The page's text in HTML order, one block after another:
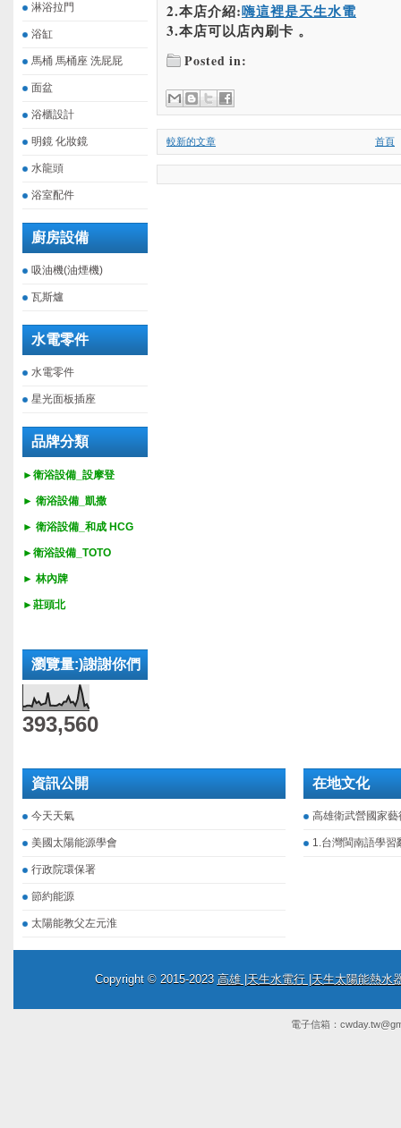
淋浴拉門
浴缸
馬桶 馬桶座 洗屁屁
面盆
浴櫃設計
明鏡 化妝鏡
水龍頭
浴室配件
廚房設備
吸油機(油煙機)
瓦斯爐
水電零件
水電零件
星光面板插座
品牌分類
►衛浴設備_設摩登
► 衛浴設備_ 凱撒
► 衛浴設備_ 和成 HCG
►衛浴設備_ TOTO
► 林內牌
►莊頭北
瀏覽量:)謝謝你們
393,560
2.本店介紹:嗨這裡是天生水電
3.本店可以店內刷卡 。
Posted in:
較新的文章 首頁
資訊公開
今天天氣
美國太陽能源學會
行政院環保署
節約能源
太陽能教父左元淮
在地文化
高雄衛武營國家藝
1.台灣閩南語學習
Copyright © 2015-2023 高雄 |天生水電行 |天生太陽能熱水
電子信箱：